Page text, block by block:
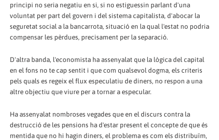
principi no seria negatiu en si, si no estiguessin parlant d'una
voluntat per part del govern i del sistema capitalista, d'abocar la
seguretat social a la bancarrota, situació en la qual l'estat no podria
compensar les pèrdues, precisament per la separació.
D'altra banda, l'economista ha assenyalat que la lògica del capital
en el fons no te cap sentit i que com qualsevol dogma, els criteris
pels quals es regeix el flux especulatiu de diners, no respon a una
altre objectiu que viure per a tornar a especular.
Ha assenyalat nombroses vegades que en el discurs contra la
destrucció de les pensions ha d'estar present el concepte de que és
mentida que no hi hagin diners, el problema es com els distribuïm,